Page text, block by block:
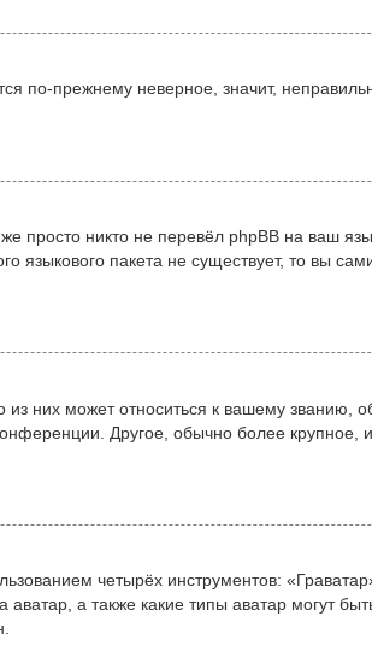
по-прежнему неверное, значит,
просто никто не перевёл phpBB на ваш
языкового пакета не существует, то вы
них может относиться к вашему званию,
Другое, обычно более крупное,
четырёх инструментов:
а также какие типы аватар могут